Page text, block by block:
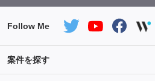
Follow Me
案件を探す